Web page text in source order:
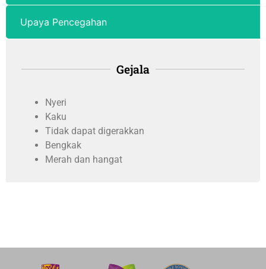
Upaya Pencegahan
Gejala
Nyeri
Kaku
Tidak dapat digerakkan
Bengkak
Merah dan hangat